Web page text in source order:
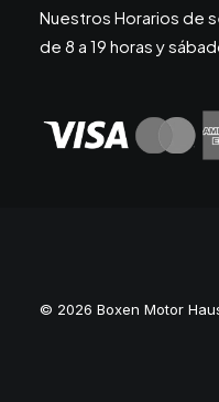
Nuestros Horarios de
de 8 a 19 horas y
© 2026 Boxen Motor